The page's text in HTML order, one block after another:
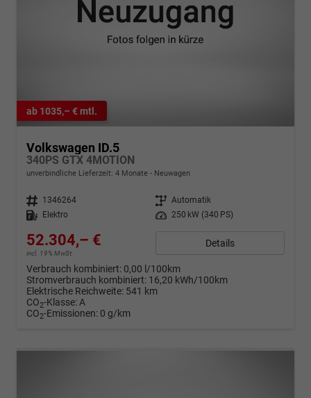
ab 1035,– € mtl.
Volkswagen ID.5
340PS GTX 4MOTION
unverbindliche Lieferzeit: 4 Monate Neuwagen
Fahrzeugnr. 1346264 Getriebe Automatik
Kraftstoff
Elektro Leistung 250 kW (340 PS)
52.304,– €
incl. 19% MwSt.
Details
Verbrauch kombiniert: 0,00 l/100km
Stromverbrauch kombiniert: 16,20 kWh/100km
Elektrische Reichweite: 541 km
CO2-Klasse:A
CO2-Emissionen: 0 g/km